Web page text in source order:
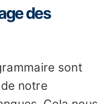
des
sont
notre